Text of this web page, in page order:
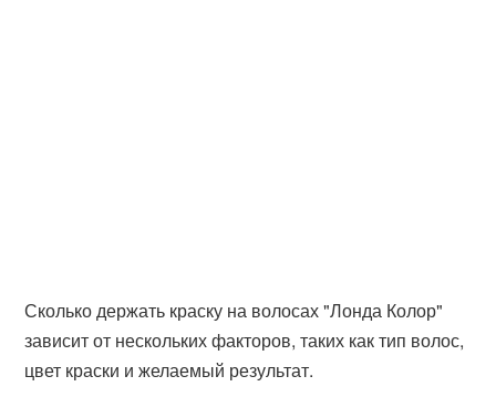
Сколько держать краску на волосах "Лонда Колор"
зависит от нескольких факторов, таких как тип волос,
цвет краски и желаемый результат.